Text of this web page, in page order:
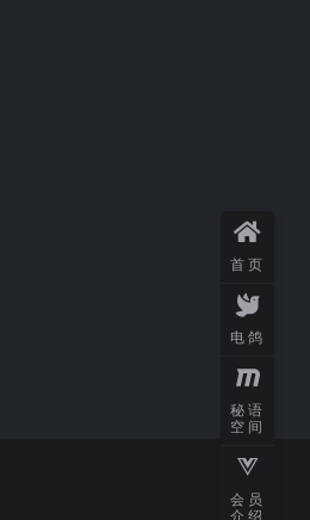
首页
电鸽
秘语
空间
会员
介绍